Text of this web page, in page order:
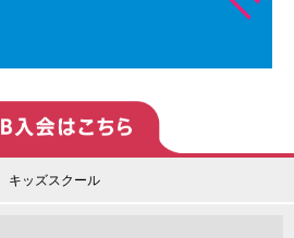
キッズスクール